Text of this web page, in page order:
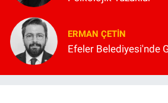
ERMAN ÇETIN
Efeler Belediyesi'nde